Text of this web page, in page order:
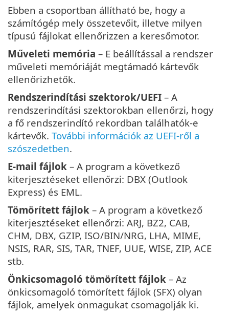
Ebben a csoportban állítható be, hogy a
számítógép mely összetevőit, illetve milyen
típusú fájlokat ellenőrizzen a keresőmotor.
Műveleti memória – E beállítással a rendszer
műveleti memóriáját megtámadó kártevők
ellenőrizhetők.
Rendszerindítási szektorok/UEFI – A
rendszerindítási szektorokban ellenőrzi, hogy
a fő rendszerindító rekordban találhatók-e
kártevők. További információk az UEFI-ről a
szószedetben.
E-mail fájlok – A program a következő
kiterjesztéseket ellenőrzi: DBX (Outlook
Express) és EML.
Tömörített fájlok – A program a következő
kiterjesztéseket ellenőrzi: ARJ, BZ2, CAB,
CHM, DBX, GZIP, ISO/BIN/NRG, LHA, MIME,
NSIS, RAR, SIS, TAR, TNEF, UUE, WISE, ZIP, ACE
stb.
Önkicsomagoló tömörített fájlok – Az
önkicsomagoló tömörített fájlok (SFX) olyan
fájlok, amelyek önmagukat csomagolják ki.